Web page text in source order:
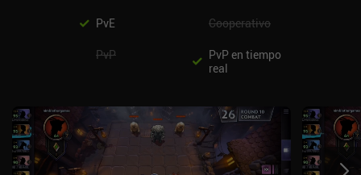
PvE Cooperativo
PvP
PvP en tiempo
real